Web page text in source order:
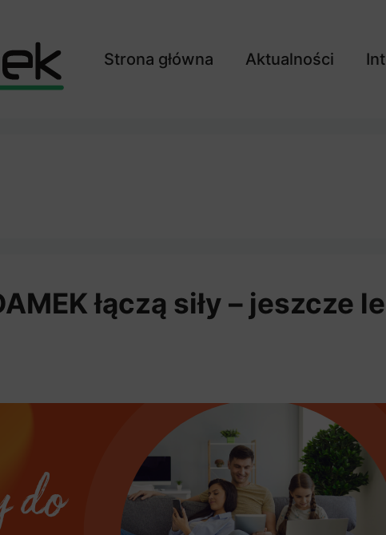
Strona główna Aktualności
łączą siły – jeszcze